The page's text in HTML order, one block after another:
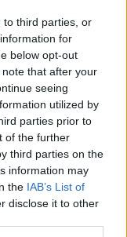
to third parties, or
for
below opt-out
that after your
seeing
utilized by
parties prior to
of the further
third parties on the
information may
the IAB’s List of
disclose it to other
v Olšině. Připomínat
místní kdysi
obce s poštou,
zhruba před 80
Ralsko.
srpna při akci
zaniklých obcí z
Národního
biodiverzitu
ochránci